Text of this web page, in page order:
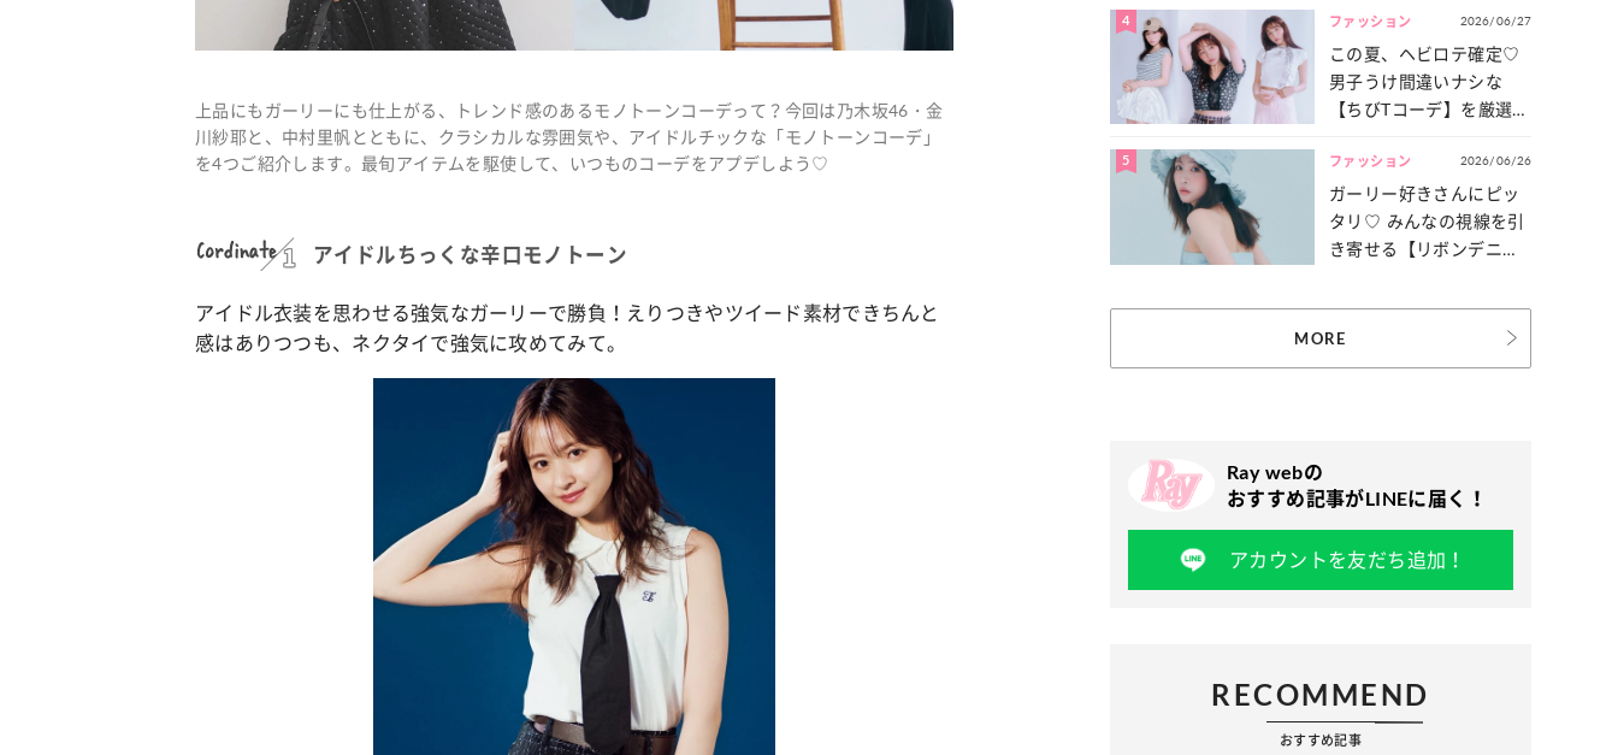
上品にもガーリーにも仕上がる、トレンド感のあるモノトーンコーデって？今回は乃木坂46・金
川紗耶と、中村里帆とともに、クラシカルな雰囲気や、アイドルチックな「モノトーンコーデ」
を4つご紹介します。最旬アイテムを駆使して、いつものコーデをアプデしよう♡
Cordinate アイドルちっくな辛口モノトーン
アイドル衣装を思わせる強気なガーリーで勝負！えりつきやツイード素材できちんと
感はありつつも、ネクタイで強気に攻めてみて。
4 ファッション 2026/06/27
この夏、ヘビロテ確定♡
男子うけ間違いナシな
【ちびTコーデ】を厳選し
5 ファッション 2026/06/26
ガーリー好きさんにピッ
タリ♡ みんなの視線を引
き寄せる【リボンデニ
MORE
Ray webの
おすすめ記事がLINEに届く！
アカウントを友だち追加！
RECOMMEND
おすすめ記事